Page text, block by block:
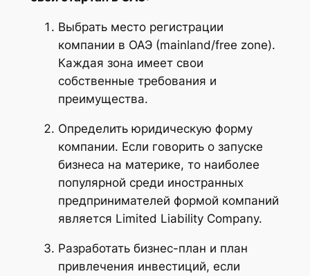
Выбрать место регистрации
компании в ОАЭ (mainland/free zone).
Каждая зона имеет свои
собственные требования и
преимущества.
Определить юридическую форму
компании. Если говорить о запуске
бизнеса на материке, то наиболее
популярной среди иностранных
предпринимателей формой компаний
является Limited Liability Company.
Разработать бизнес-план и план
привлечения инвестиций, если